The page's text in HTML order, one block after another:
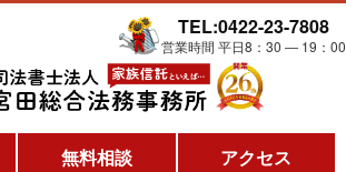
TEL:0422-23-7808
営業時間 平日8：30 ― 19：00
無料相談 アクセス